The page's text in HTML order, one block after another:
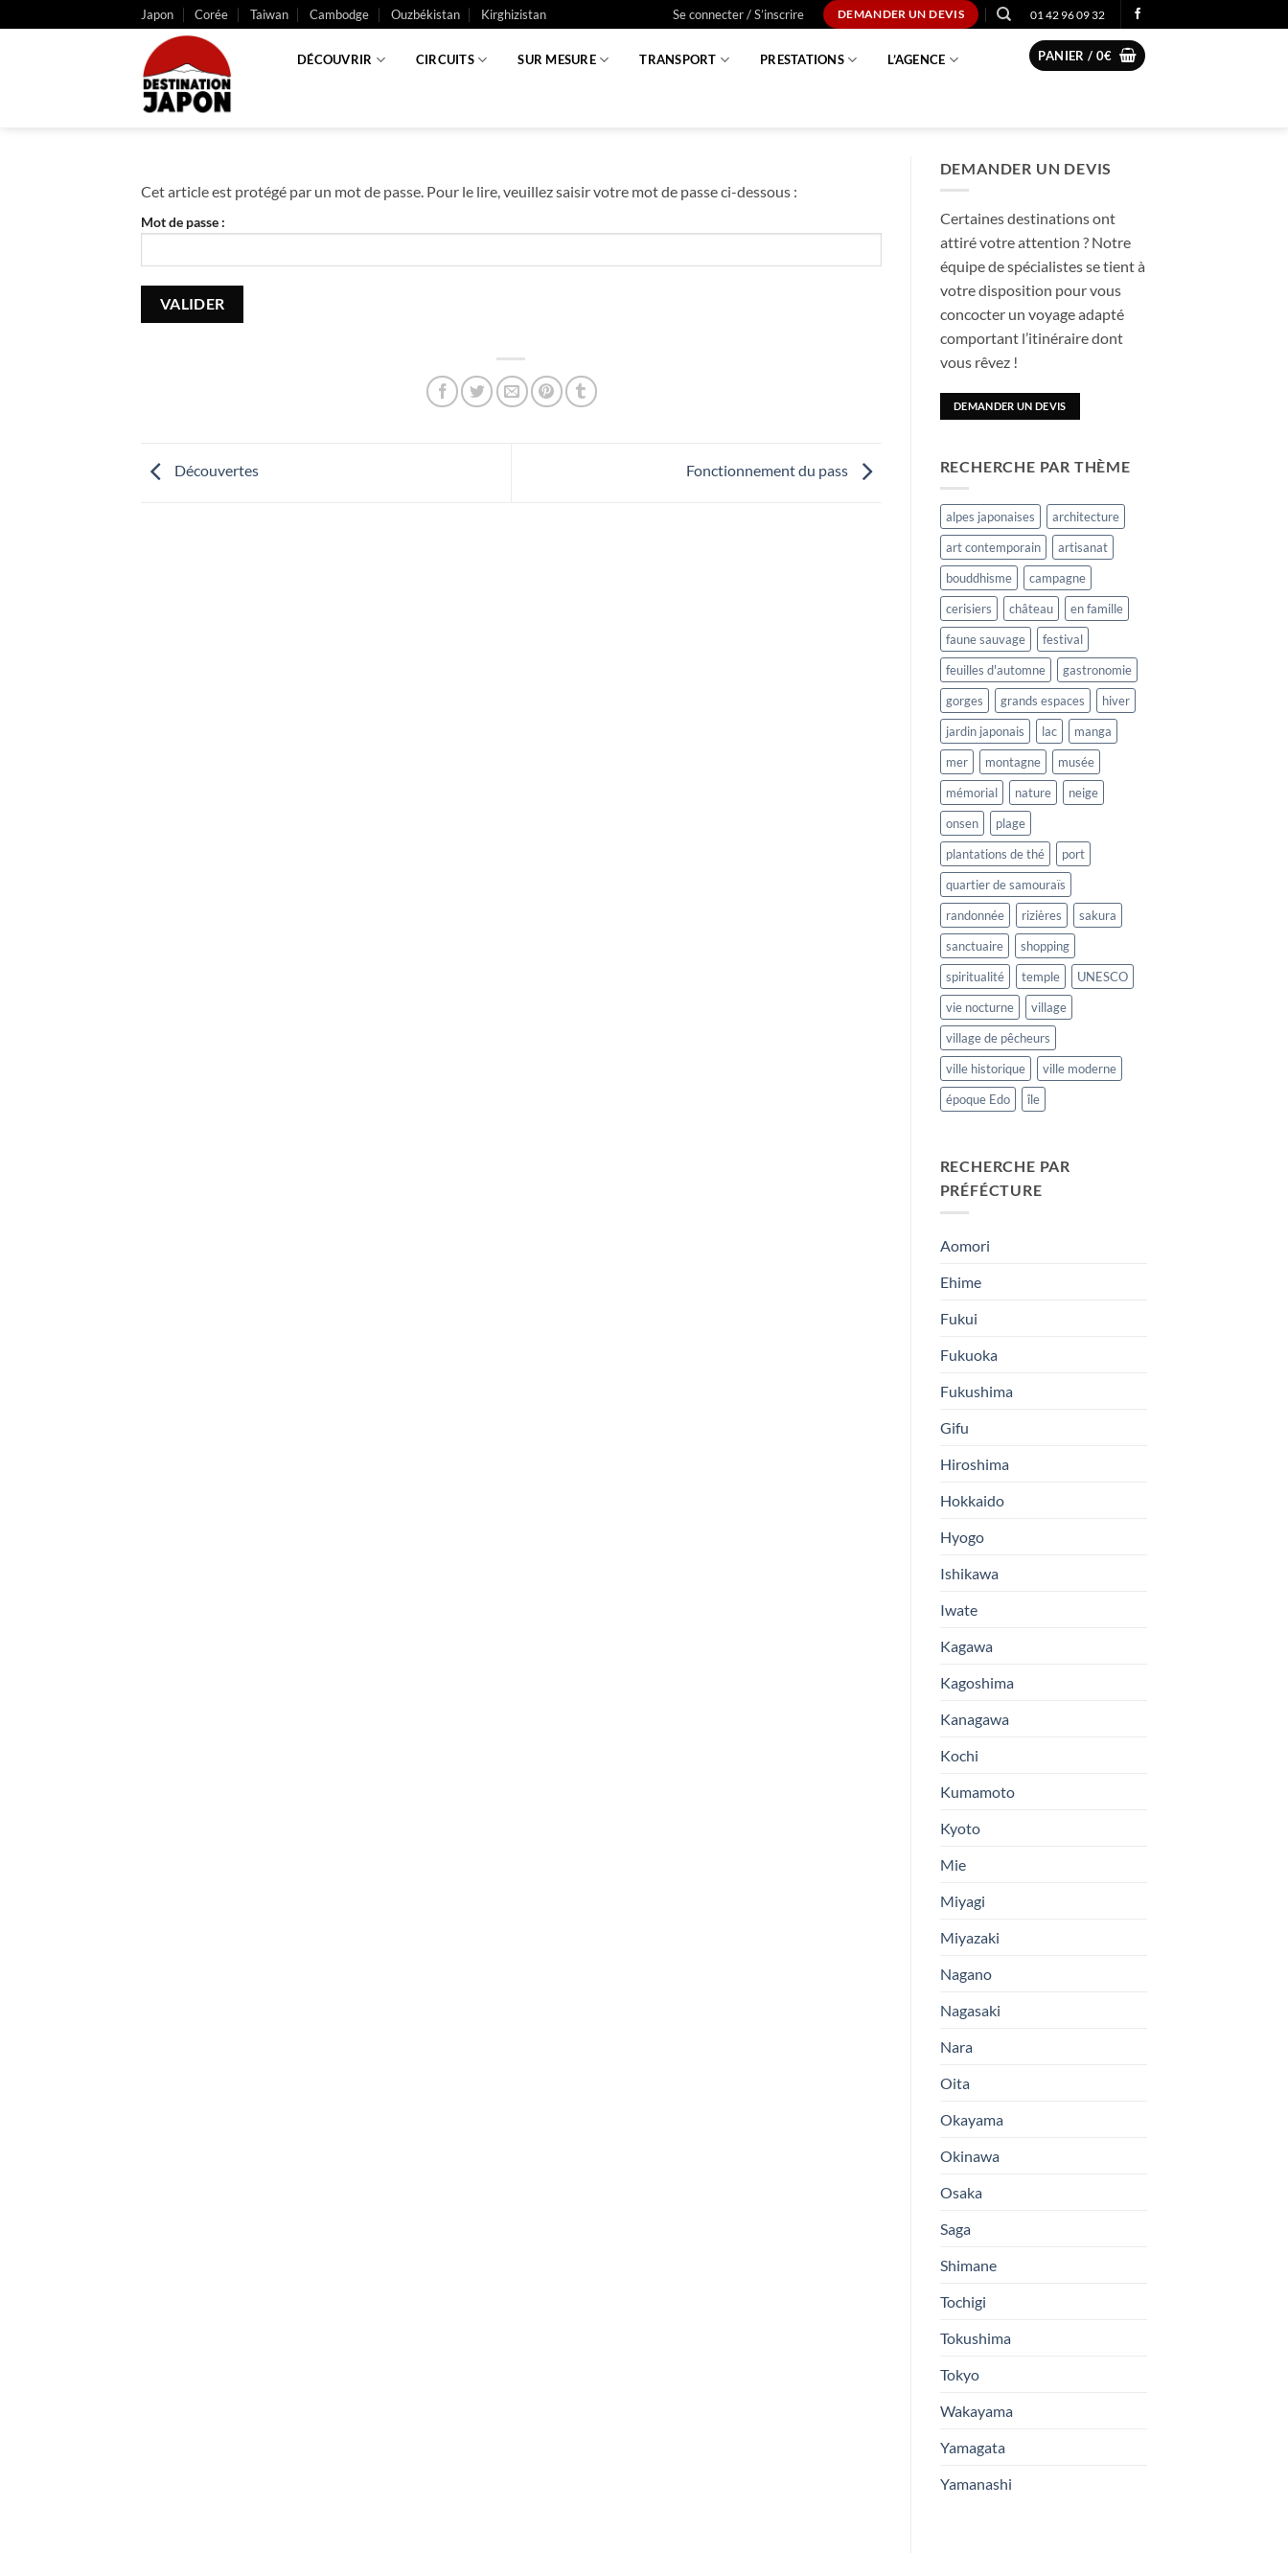
au
Japon Corée Taiwan Cambodge Ouzbékistan Kirghizistan Se connecter / S’inscrire DEMANDER UN DEVIS 01 42 96 09 32
DÉCOUVRIR CIRCUITS SUR MESURE TRANSPORT PRESTATIONS L’AGENCE PANIER / 0€
Cet article est protégé par un mot de passe. Pour le lire, veuillez saisir votre mot de passe ci-dessous :
Mot de passe :
Découvertes Fonctionnement du pass
DEMANDER UN DEVIS
Certaines destinations ont
attiré votre attention ? Notre
équipe de spécialistes se tient à
votre disposition pour vous
concocter un voyage adapté
comportant l’itinéraire dont
vous rêvez !
DEMANDER UN DEVIS
RECHERCHE PAR THÈME
alpes japonaises
architecture
art contemporain
artisanat
bouddhisme
campagne
cerisiers
château
en famille
faune sauvage
festival
feuilles d'automne
gastronomie
gorges
grands espaces
hiver
jardin japonais
lac
manga
mer
montagne
musée
mémorial
nature
neige
onsen
plage
plantations de thé
port
quartier de samouraïs
randonnée
rizières
sakura
sanctuaire
shopping
spiritualité
temple
UNESCO
vie nocturne
village
village de pêcheurs
ville historique
ville moderne
époque Edo
île
RECHERCHE PAR
PRÉFÉCTURE
Aomori
Ehime
Fukui
Fukuoka
Fukushima
Gifu
Hiroshima
Hokkaido
Hyogo
Ishikawa
Iwate
Kagawa
Kagoshima
Kanagawa
Kochi
Kumamoto
Kyoto
Mie
Miyagi
Miyazaki
Nagano
Nagasaki
Nara
Oita
Okayama
Okinawa
Osaka
Saga
Shimane
Tochigi
Tokushima
Tokyo
Wakayama
Yamagata
Yamanashi